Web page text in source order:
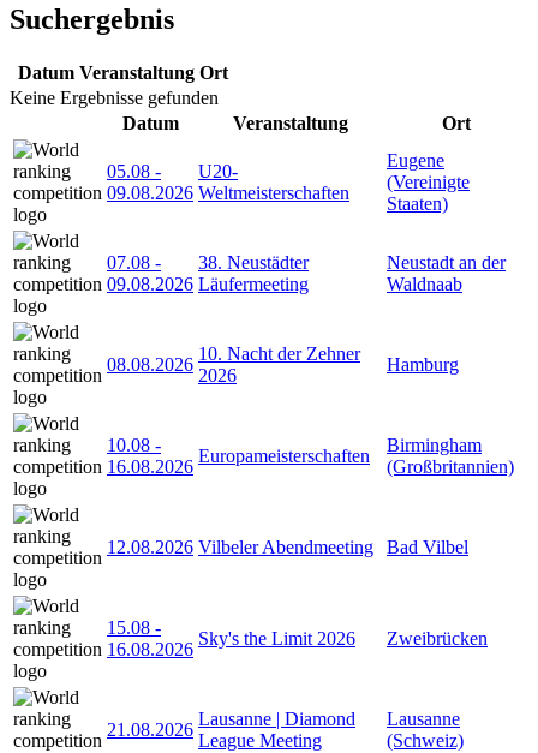
Suchergebnis
Datum Veranstaltung Ort
Keine Ergebnisse gefunden
Datum
Veranstaltung Ort
05.08 -
09.08.2026
U20-
Weltmeisterschaften
Eugene
(Vereinigte
Staaten)
07.08 -
09.08.2026
38. Neustädter
Läufermeeting
Neustadt an der
Waldnaab
08.08.2026
10. Nacht der Zehner
2026
Hamburg
10.08 -
16.08.2026
Europameisterschaften
Birmingham
(Großbritannien)
12.08.2026 Vilbeler Abendmeeting Bad Vilbel
15.08 -
16.08.2026
Sky's the Limit 2026 Zweibrücken
21.08.2026
Lausanne | Diamond
League Meeting
Lausanne
(Schweiz)